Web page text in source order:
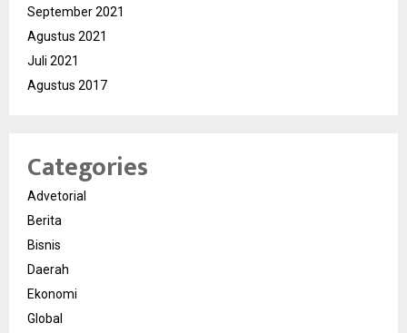
September 2021
Agustus 2021
Juli 2021
Agustus 2017
Categories
Advetorial
Berita
Bisnis
Daerah
Ekonomi
Global